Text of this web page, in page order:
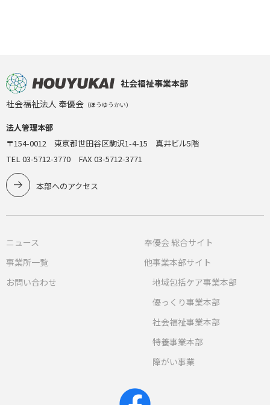
社会福祉事業本部
社会福祉法人 奉優会 （ほうゆうかい）
法人管理本部
〒154-0012 東京都世田谷区駒沢1-4-15 真井ビル5階
TEL 03-5712-3770 FAX 03-5712-3771
本部へのアクセス
ニュース
事業所一覧
お問い合わせ
奉優会 総合サイト
他事業本部サイト
地域包括ケア事業本部
優っくり事業本部
社会福祉事業本部
特養事業本部
障がい事業